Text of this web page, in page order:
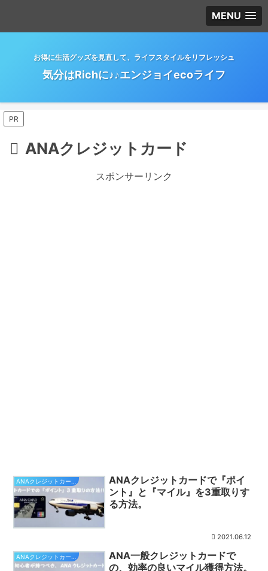
MENU
お得に生活グッズを見直して、ライフスタイルをリフレッシュ
気分はRichに♪♪エンジョイecoライフ
PR
ANAクレジットカード
スポンサーリンク
ANAクレジットカード
ANAクレジットカードで『ポイ
ント』と『マイル』を3重取りす
る方法。
2021.06.12
ANA一般クレジットカードで
の、効率の良いマイル獲得方法。